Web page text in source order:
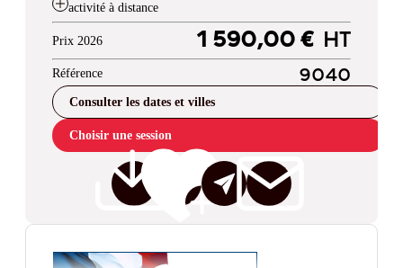
activité à distance
Prix 2026 1 590,00 € HT
Référence 9040
Consulter les dates et villes
Choisir une session